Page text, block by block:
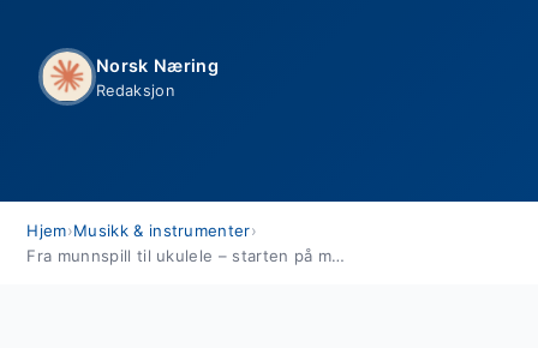
Norsk Næring
Redaksjon
Hjem›Musikk & instrumenter›
Fra munnspill til ukulele – starten på musikalsk reise